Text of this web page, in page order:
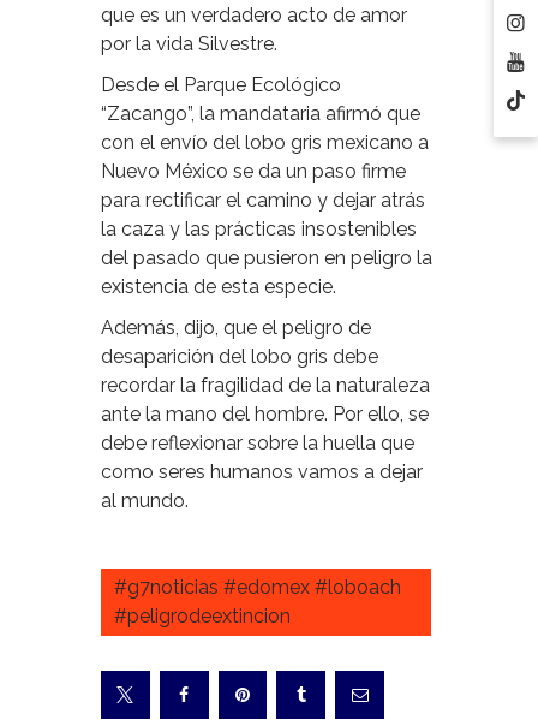
que es un verdadero acto de amor
por la vida Silvestre.
Desde el Parque Ecológico
“Zacango”, la mandataria afirmó que
con el envío del lobo gris mexicano a
Nuevo México se da un paso firme
para rectificar el camino y dejar atrás
la caza y las prácticas insostenibles
del pasado que pusieron en peligro la
existencia de esta especie.
Además, dijo, que el peligro de
desaparición del lobo gris debe
recordar la fragilidad de la naturaleza
ante la mano del hombre. Por ello, se
debe reflexionar sobre la huella que
como seres humanos vamos a dejar
al mundo.
#g7noticias #edomex #loboach
#peligrodeextincion